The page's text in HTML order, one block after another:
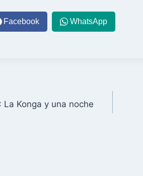
Facebook WhatsApp
Konga y una noche